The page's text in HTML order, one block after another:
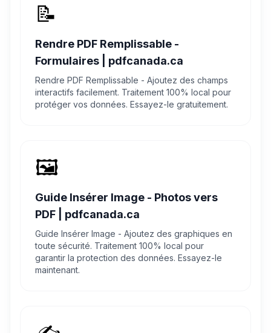
📝
Rendre PDF Remplissable -
Formulaires | pdfcanada.ca
Rendre PDF Remplissable - Ajoutez des champs
interactifs facilement. Traitement 100% local pour
protéger vos données. Essayez-le gratuitement.
🖼️
Guide Insérer Image - Photos vers
PDF | pdfcanada.ca
Guide Insérer Image - Ajoutez des graphiques en
toute sécurité. Traitement 100% local pour
garantir la protection des données. Essayez-le
maintenant.